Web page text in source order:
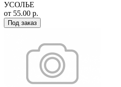
УСОЛЬЕ
от 55.00 р.
Под заказ